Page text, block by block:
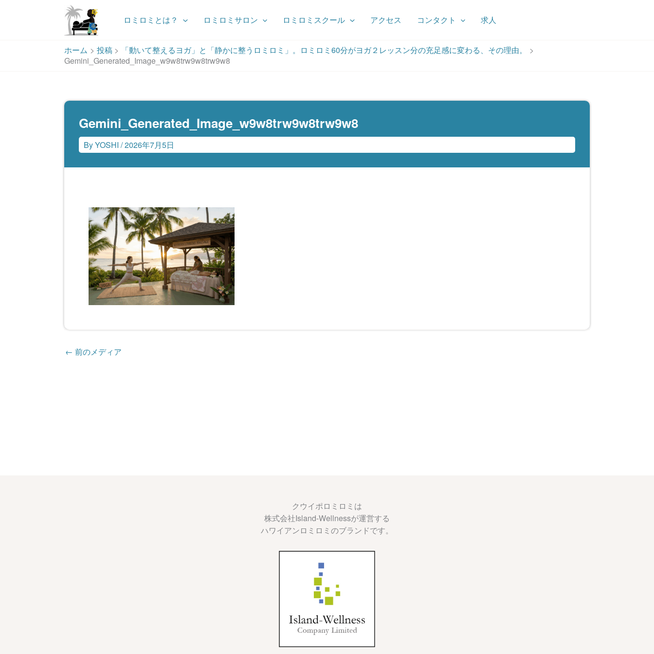
ロミロミとは？ ロミロミサロン ロミロミスクール アクセス コンタクト 求人
ホーム 投稿
「動いて整えるヨガ」と「静かに整うロミロミ」。ロミロミ60分がヨガ２レッスン分の充足感に変わる、その理由。
Gemini_Generated_Image_w9w8trw9w8trw9w8
Gemini_Generated_Image_w9w8trw9w8trw9w8
ByYOSHI /2026年7月5日
← 前のメディア
クウイポロミロミは
株式会社Island-Wellnessが運営する
ハワイアンロミロミのブランドです。